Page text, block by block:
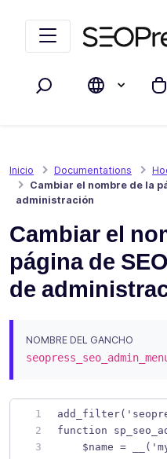
Buscar Mi
Inicio Documentations
Cambiar el nombre de la
administración
Cambiar el
página de
de
NOMBRE DEL GANCHO
function
$name =